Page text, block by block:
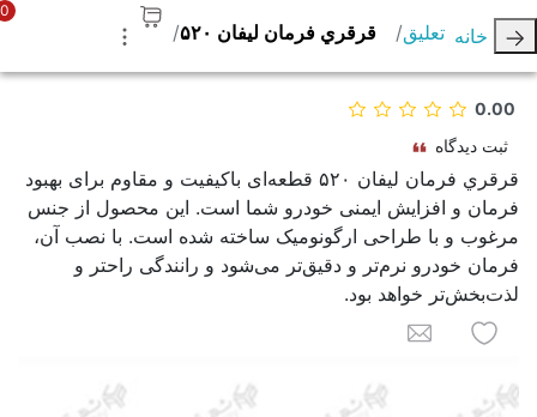
خانه تعلیق قرقري فرمان ليفان ۵۲۰
0
0.00
ثبت دیدگاه
قرقري فرمان لیفان ۵۲۰ قطعه‌ای باکیفیت و مقاوم برای بهبود
فرمان و افزایش ایمنی خودرو شما است. این محصول از جنس
مرغوب و با طراحی ارگونومیک ساخته شده است. با نصب آن،
فرمان خودرو نرم‌تر و دقیق‌تر می‌شود و رانندگی راحتر و
لذت‌بخش‌تر خواهد بود.
به لیست علاقه مندی ها اضافه کنید
برای یک دوست ایمیل کنید